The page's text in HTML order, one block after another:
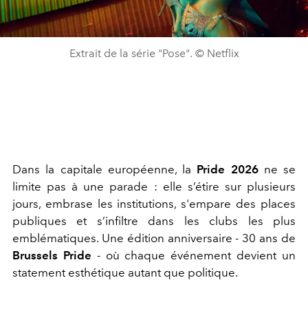
Extrait de la série "Pose". © Netflix
Dans la capitale européenne, la Pride 2026 ne se
limite pas à une parade : elle s’étire sur plusieurs
jours, embrase les institutions, s'empare des places
publiques et s’infiltre dans les clubs les plus
emblématiques. Une édition anniversaire - 30 ans de
Brussels Pride - où chaque événement devient un
statement esthétique autant que politique.